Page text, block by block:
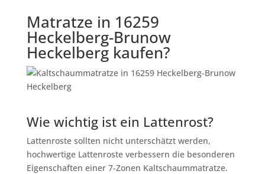
Matratze in 16259
Heckelberg-Brunow
Heckelberg kaufen?
Wie wichtig ist ein Lattenrost?
Lattenroste sollten nicht unterschätzt werden,
hochwertige Lattenroste verbessern die besonderen
Eigenschaften einer 7-Zonen Kaltschaummatratze.